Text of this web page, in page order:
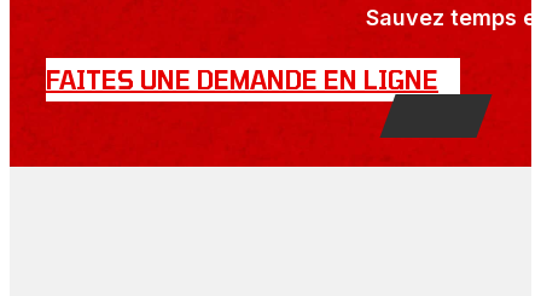
Sauvez temps
FAITES UNE DEMANDE EN LIGNE